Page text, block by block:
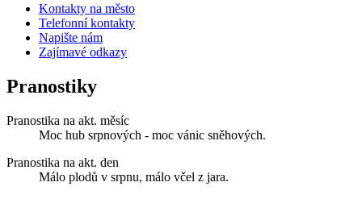
Kontakty na město
Telefonní kontakty
Napište nám
Zajímavé odkazy
Pranostiky
Pranostika na akt. měsíc
Moc hub srpnových - moc vánic sněhových.
Pranostika na akt. den
Málo plodů v srpnu, málo včel z jara.